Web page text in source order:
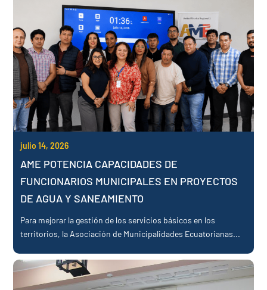
julio 14, 2026
AME POTENCIA CAPACIDADES DE
FUNCIONARIOS MUNICIPALES EN PROYECTOS
DE AGUA Y SANEAMIENTO
Para mejorar la gestión de los servicios básicos en los
territorios, la Asociación de Municipalidades Ecuatorianas...